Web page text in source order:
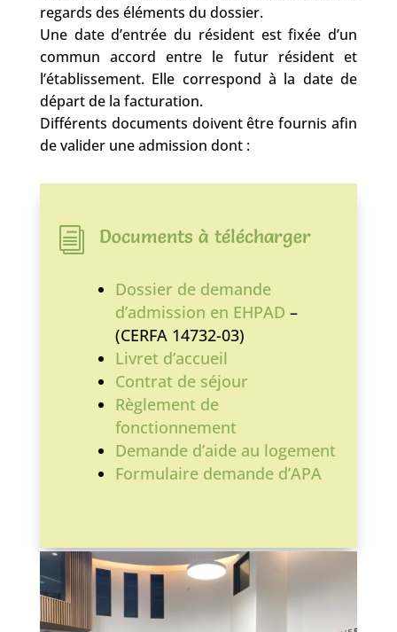
regards des éléments du dossier.
Une date d’entrée du résident est fixée d’un
commun accord entre le futur résident et
l’établissement. Elle correspond à la date de
départ de la facturation.
Différents documents doivent être fournis afin
de valider une admission dont :
i Documents à télécharger
Dossier de demande
d’admission en EHPAD –
(CERFA 14732-03)
Livret d’accueil
Contrat de séjour
Règlement de
fonctionnement
Demande d’aide au logement
Formulaire demande d’APA